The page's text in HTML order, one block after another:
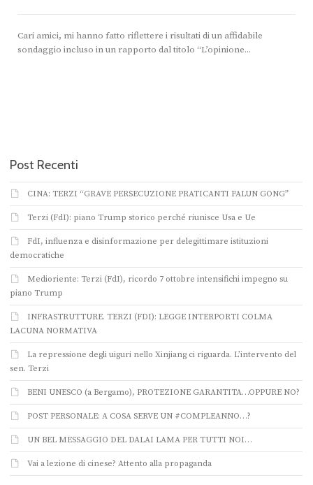
Cari amici, mi hanno fatto riflettere i risultati di un affidabile
sondaggio incluso in un rapporto dal titolo “L’opinione...
Post Recenti
CINA: TERZI “GRAVE PERSECUZIONE PRATICANTI FALUN GONG”
Terzi (FdI): piano Trump storico perché riunisce Usa e Ue
FdI, influenza e disinformazione per delegittimare istituzioni
democratiche
Medioriente: Terzi (FdI), ricordo 7 ottobre intensifichi impegno su
piano Trump
INFRASTRUTTURE. TERZI (FDI): LEGGE INTERPORTI COLMA
LACUNA NORMATIVA
La repressione degli uiguri nello Xinjiang ci riguarda. L’intervento del
sen. Terzi
BENI UNESCO (a Bergamo), PROTEZIONE GARANTITA…OPPURE NO?
POST PERSONALE: A COSA SERVE UN #COMPLEANNO…?
UN BEL MESSAGGIO DEL DALAI LAMA PER TUTTI NOI…
Vai a lezione di cinese? Attento alla propaganda